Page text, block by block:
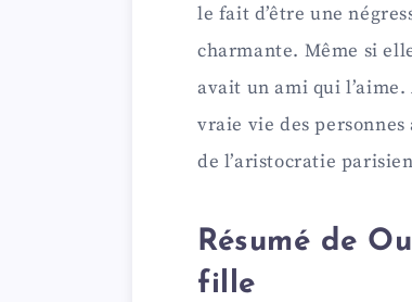
le fait d’être une
charmante. Même si
avait un ami qui
vraie vie des
de l’aristocratie
Résumé de
fille